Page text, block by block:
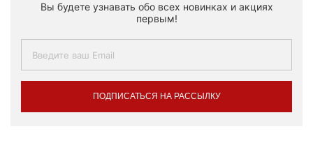
Вы будете узнавать обо всех новинках и акциях
первым!
ПОДПИСАТЬСЯ НА РАССЫЛКУ